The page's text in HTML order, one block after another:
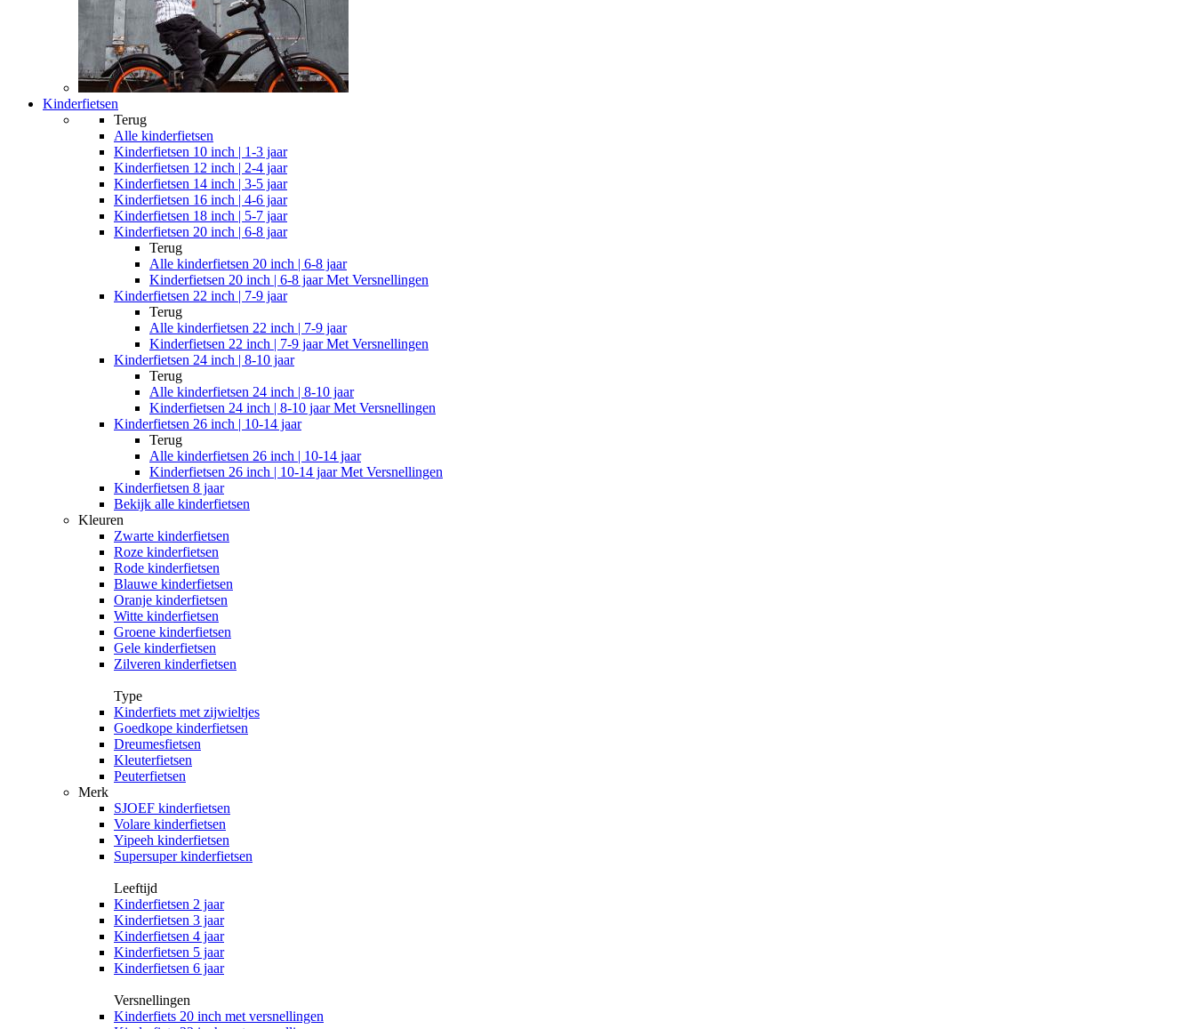
Kinderfietsen
Terug
Alle kinderfietsen
Kinderfietsen 10 inch | 1-3 jaar
Kinderfietsen 12 inch | 2-4 jaar
Kinderfietsen 14 inch | 3-5 jaar
Kinderfietsen 16 inch | 4-6 jaar
Kinderfietsen 18 inch | 5-7 jaar
Kinderfietsen 20 inch | 6-8 jaar
Terug
Alle kinderfietsen 20 inch | 6-8 jaar
Kinderfietsen 20 inch | 6-8 jaar Met Versnellingen
Kinderfietsen 22 inch | 7-9 jaar
Terug
Alle kinderfietsen 22 inch | 7-9 jaar
Kinderfietsen 22 inch | 7-9 jaar Met Versnellingen
Kinderfietsen 24 inch | 8-10 jaar
Terug
Alle kinderfietsen 24 inch | 8-10 jaar
Kinderfietsen 24 inch | 8-10 jaar Met Versnellingen
Kinderfietsen 26 inch | 10-14 jaar
Terug
Alle kinderfietsen 26 inch | 10-14 jaar
Kinderfietsen 26 inch | 10-14 jaar Met Versnellingen
Kinderfietsen 8 jaar
Bekijk alle kinderfietsen
Kleuren
Zwarte kinderfietsen
Roze kinderfietsen
Rode kinderfietsen
Blauwe kinderfietsen
Oranje kinderfietsen
Witte kinderfietsen
Groene kinderfietsen
Gele kinderfietsen
Zilveren kinderfietsen
Type
Kinderfiets met zijwieltjes
Goedkope kinderfietsen
Dreumesfietsen
Kleuterfietsen
Peuterfietsen
Merk
SJOEF kinderfietsen
Volare kinderfietsen
Yipeeh kinderfietsen
Supersuper kinderfietsen
Leeftijd
Kinderfietsen 2 jaar
Kinderfietsen 3 jaar
Kinderfietsen 4 jaar
Kinderfietsen 5 jaar
Kinderfietsen 6 jaar
Versnellingen
Kinderfiets 20 inch met versnellingen